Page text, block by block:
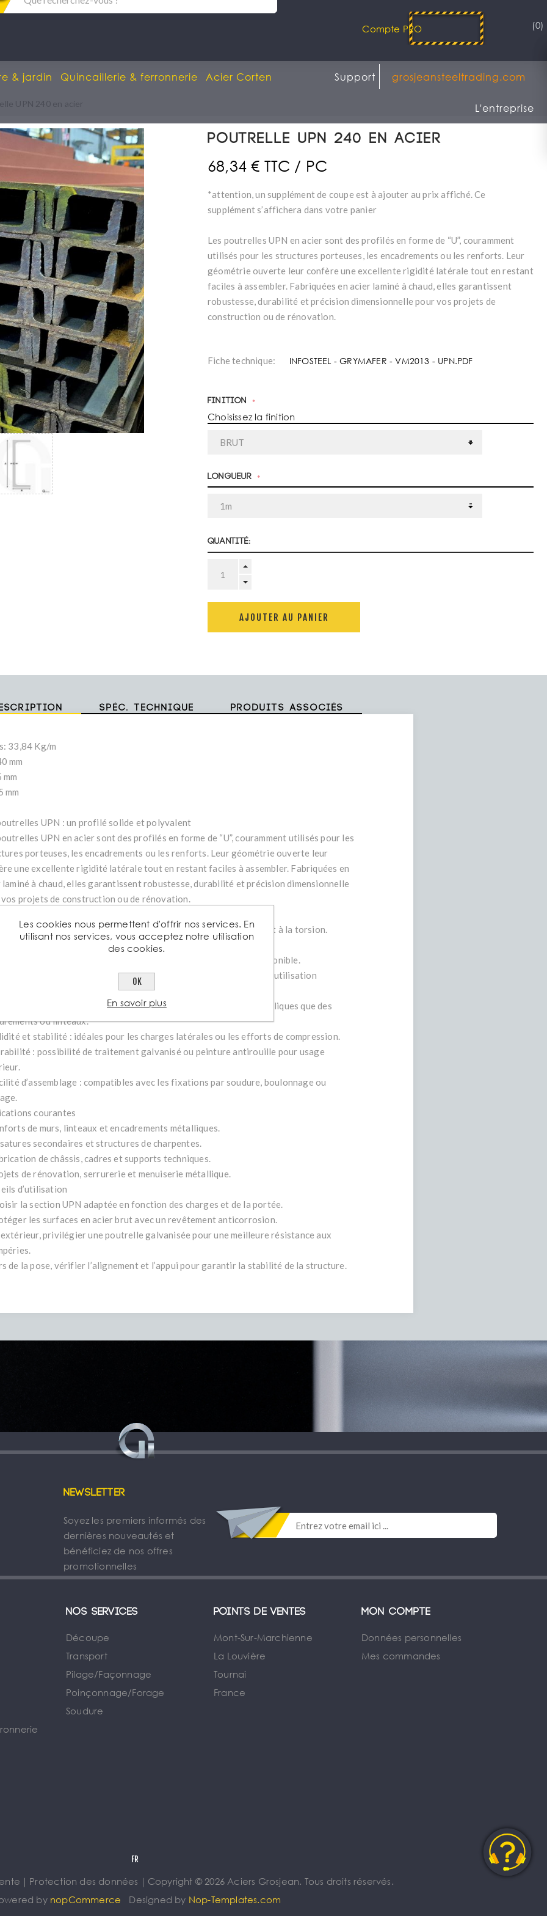
Compte PRO (0)
& jardin Quincaillerie & ferronnerie Acier Corten grosjeansteeltrading.com
Support
L'entreprise
UPN 240 en acier
Poutrelle UPN 240 en acier
68,34 € TTC / PC
*attention, un supplément de coupe est à ajouter au prix affiché. Ce
supplément s’affichera dans votre panier
Les poutrelles UPN en acier sont des profilés en forme de “U”, couramment
utilisés pour les structures porteuses, les encadrements ou les renforts. Leur
géométrie ouverte leur confère une excellente rigidité latérale tout en restant
faciles à assembler. Fabriquées en acier laminé à chaud, elles garantissent
robustesse, durabilité et précision dimensionnelle pour vos projets de
construction ou de rénovation.
Fiche technique: INFOSTEEL - GRYMAFER - VM2013 - UPN.PDF
Finition *
Choisissez la finition
Longueur *
Quantité:
AJOUTER AU PANIER
Spéc. technique Produits associés
33,84 Kg/m
mm
mm
mm
UPN : un profilé solide et polyvalent
UPN en acier sont des profilés en forme de “U”, couramment utilisés pour les
porteuses, les encadrements ou les renforts. Leur géométrie ouverte leur
une excellente rigidité latérale tout en restant faciles à assembler. Fabriquées en
laminé à chaud, elles garantissent robustesse, durabilité et précision dimensionnelle
projets de construction ou de rénovation.
des poutrelles UPN
en “U” symétrique, offrant une bonne résistance à la flexion et à la torsion.
laminé à chaud certifié (S235 ou S275).
standards de 3 à 12 mètres, avec découpe sur mesure disponible.
possibles : brut, peint ou galvanisé, selon l’environnement d’utilisation
des poutrelles UPN
polyvalence : s’intègrent aussi bien dans des structures métalliques que des
ou linteaux.
et stabilité : idéales pour les charges latérales ou les efforts de compression.
: possibilité de traitement galvanisé ou peinture antirouille pour usage
d’assemblage : compatibles avec les fixations par soudure, boulonnage ou
courantes
de murs, linteaux et encadrements métalliques.
secondaires et structures de charpentes.
de châssis, cadres et supports techniques.
de rénovation, serrurerie et menuiserie métallique.
d’utilisation
la section UPN adaptée en fonction des charges et de la portée.
les surfaces en acier brut avec un revêtement anticorrosion.
extérieur, privilégier une poutrelle galvanisée pour une meilleure résistance aux
de la pose, vérifier l’alignement et l’appui pour garantir la stabilité de la structure.
Newsletter
Soyez les premiers informés des
dernières nouveautés et
bénéficiez de nos offres
promotionnelles
Nos services
Découpe
Transport
Pilage/Façonnage
Poinçonnage/Forage
Soudure
Points de ventes
Mont-Sur-Marchienne
La Louvière
Tournai
France
Mon compte
Données personnelles
Mes commandes
｜ Protection des données ｜ Copyright © 2026 Aciers Grosjean. Tous droits réservés.
by nopCommerce Designed by Nop-Templates.com
Les cookies nous permettent d'offrir nos services. En
utilisant nos services, vous acceptez notre utilisation
des cookies.
OK
En savoir plus